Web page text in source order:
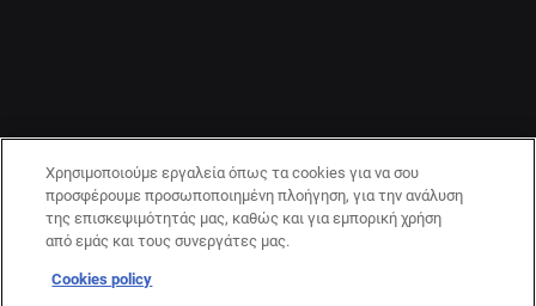
Χρησιμοποιούμε εργαλεία όπως τα cookies για να σου
προσφέρουμε προσωποποιημένη πλοήγηση, για την ανάλυση
της επισκεψιμότητάς μας, καθώς και για εμπορική χρήση
από εμάς και τους συνεργάτες μας.
Cookies policy